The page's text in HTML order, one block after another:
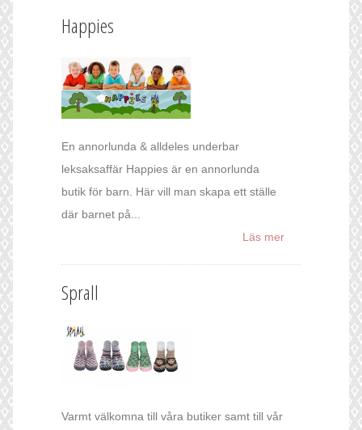
Happies
En annorlunda & alldeles underbar
leksaksaffär Happies är en annorlunda
butik för barn. Här vill man skapa ett ställe
där barnet på...
Läs mer
Sprall
Varmt välkomna till våra butiker samt till vår